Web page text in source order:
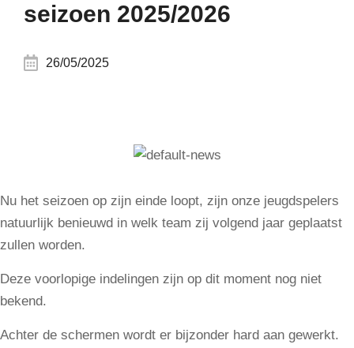
seizoen 2025/2026
26/05/2025
Nu het seizoen op zijn einde loopt, zijn onze jeugdspelers
natuurlijk benieuwd in welk team zij volgend jaar geplaatst
zullen worden.
Deze voorlopige indelingen zijn op dit moment nog niet
bekend.
Achter de schermen wordt er bijzonder hard aan gewerkt.